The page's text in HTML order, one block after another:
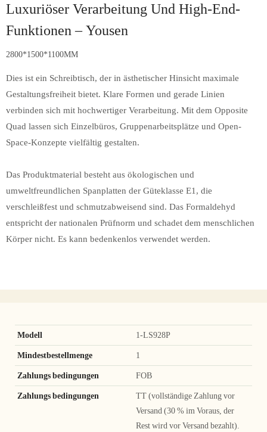
Luxuriöser Verarbeitung Und High-End-
Funktionen – Yousen
2800*1500*1100MM
Dies ist ein Schreibtisch, der in ästhetischer Hinsicht maximale
Gestaltungsfreiheit bietet. Klare Formen und gerade Linien
verbinden sich mit hochwertiger Verarbeitung. Mit dem Opposite
Quad lassen sich Einzelbüros, Gruppenarbeitsplätze und Open-
Space-Konzepte vielfältig gestalten.
Das Produktmaterial besteht aus ökologischen und
umweltfreundlichen Spanplatten der Güteklasse E1, die
verschleißfest und schmutzabweisend sind. Das Formaldehyd
entspricht der nationalen Prüfnorm und schadet dem menschlichen
Körper nicht. Es kann bedenkenlos verwendet werden.
Modell 1-LS928P
Mindestbestellmenge 1
Zahlungs bedingungen FOB
Zahlungs bedingungen
TT (vollständige Zahlung vor
Versand (30 % im Voraus, der
Rest wird vor Versand bezahlt).